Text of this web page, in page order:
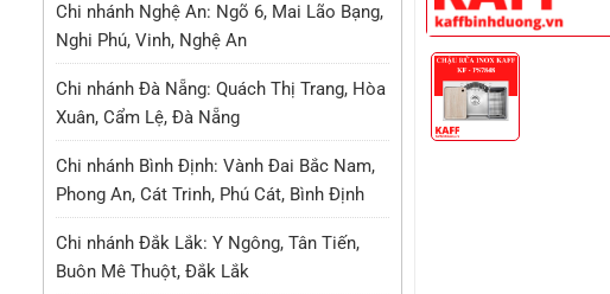
Chi nhánh Nghệ An: Ngõ 6, Mai Lão Bạng,
Nghi Phú, Vinh, Nghệ An
Chi nhánh Đà Nẵng: Quách Thị Trang, Hòa
Xuân, Cẩm Lệ, Đà Nẵng
Chi nhánh Bình Định: Vành Đai Bắc Nam,
Phong An, Cát Trinh, Phú Cát, Bình Định
Chi nhánh Đắk Lắk: Y Ngông, Tân Tiến,
Buôn Mê Thuột, Đắk Lắk